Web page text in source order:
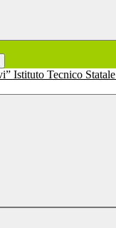
Istituto Tecnico Statale